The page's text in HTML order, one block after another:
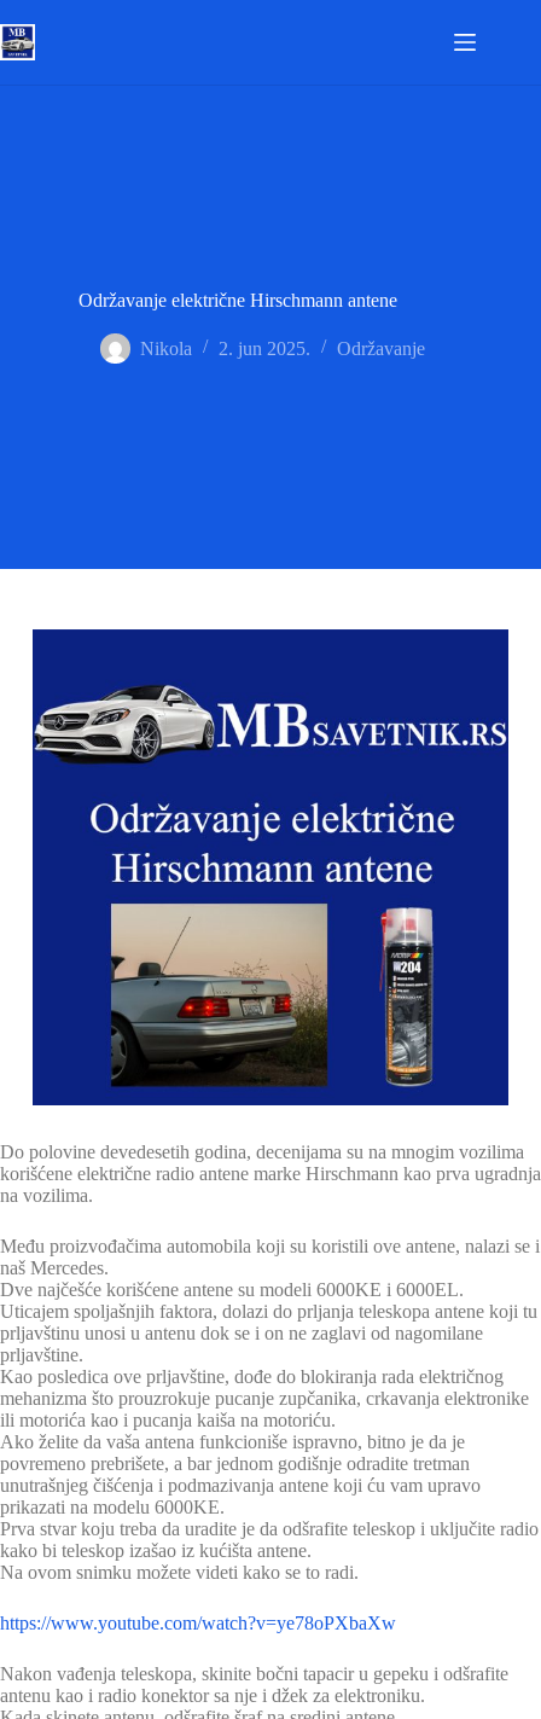
to
content
Održavanje električne Hirschmann antene
Nikola 2. jun 2025. Održavanje
Do polovine devedesetih godina, decenijama su na mnogim vozilima
korišćene električne radio antene marke Hirschmann kao prva ugradnja
na vozilima.
Među proizvođačima automobila koji su koristili ove antene, nalazi se i
naš Mercedes.
Dve najčešće korišćene antene su modeli 6000KE i 6000EL.
Uticajem spoljašnjih faktora, dolazi do prljanja teleskopa antene koji tu
prljavštinu unosi u antenu dok se i on ne zaglavi od nagomilane
prljavštine.
Kao posledica ove prljavštine, dođe do blokiranja rada električnog
mehanizma što prouzrokuje pucanje zupčanika, crkavanja elektronike
ili motorića kao i pucanja kaiša na motoriću.
Ako želite da vaša antena funkcioniše ispravno, bitno je da je
povremeno prebrišete, a bar jednom godišnje odradite tretman
unutrašnjeg čišćenja i podmazivanja antene koji ću vam upravo
prikazati na modelu 6000KE.
Prva stvar koju treba da uradite je da odšrafite teleskop i uključite radio
kako bi teleskop izašao iz kućišta antene.
Na ovom snimku možete videti kako se to radi.
https://www.youtube.com/watch?v=ye78oPXbaXw
Nakon vađenja teleskopa, skinite bočni tapacir u gepeku i odšrafite
antenu kao i radio konektor sa nje i džek za elektroniku.